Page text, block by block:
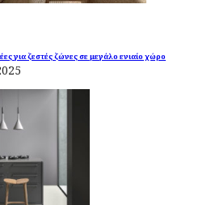
για ζεστές ζώνες σε μεγάλο ενιαίο χώρο